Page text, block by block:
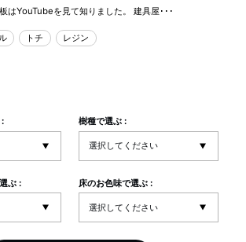
はYouTubeを見て知りました。 建具屋･･･
トチ レジン
: 樹種で選ぶ :
ぶ : 床のお色味で選ぶ :